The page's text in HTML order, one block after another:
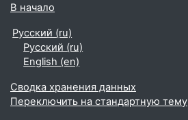
В начало
Русский ‎(ru)‎
Русский ‎(ru)‎
English ‎(en)‎
Сводка хранения данных
Переключить на стандартную тему